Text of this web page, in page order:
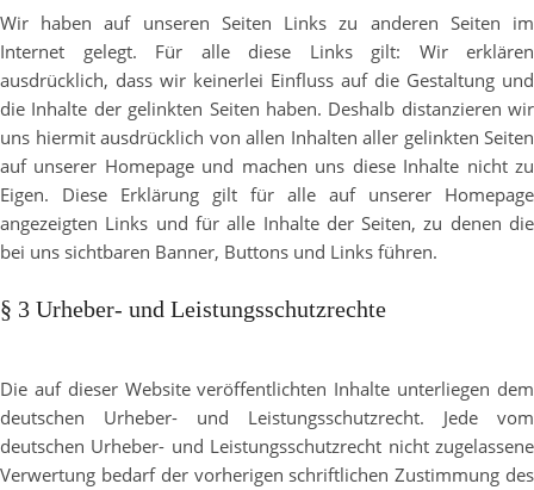
Wir haben auf unseren Seiten Links zu anderen Seiten im
Internet gelegt. Für alle diese Links gilt: Wir erklären
ausdrücklich, dass wir keinerlei Einfluss auf die Gestaltung und
die Inhalte der gelinkten Seiten haben. Deshalb distanzieren wir
uns hiermit ausdrücklich von allen Inhalten aller gelinkten Seiten
auf unserer Homepage und machen uns diese Inhalte nicht zu
Eigen. Diese Erklärung gilt für alle auf unserer Homepage
angezeigten Links und für alle Inhalte der Seiten, zu denen die
bei uns sichtbaren Banner, Buttons und Links führen.
§ 3 Urheber- und Leistungsschutzrechte
Die auf dieser Website veröffentlichten Inhalte unterliegen dem
deutschen Urheber- und Leistungsschutzrecht. Jede vom
deutschen Urheber- und Leistungsschutzrecht nicht zugelassene
Verwertung bedarf der vorherigen schriftlichen Zustimmung des